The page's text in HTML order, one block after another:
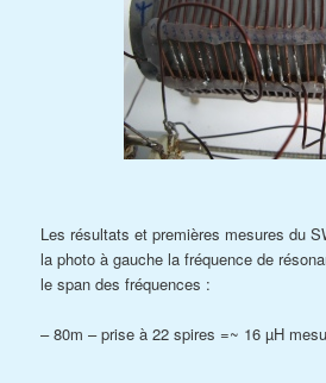
Les résultats et premières mesures du
la photo à gauche la fréquence de
le span des fréquences :
– 80m – prise à 22 spires =~ 16 µH